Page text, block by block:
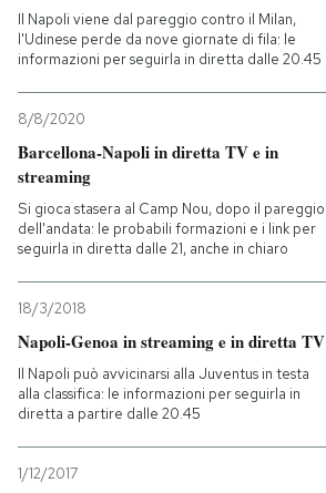
Il Napoli viene dal pareggio contro il Milan,
l'Udinese perde da nove giornate di fila: le
informazioni per seguirla in diretta dalle 20.45
8/8/2020
Barcellona-Napoli in diretta TV e in
streaming
Si gioca stasera al Camp Nou, dopo il pareggio
dell'andata: le probabili formazioni e i link per
seguirla in diretta dalle 21, anche in chiaro
18/3/2018
Napoli-Genoa in streaming e in diretta TV
Il Napoli può avvicinarsi alla Juventus in testa
alla classifica: le informazioni per seguirla in
diretta a partire dalle 20.45
1/12/2017